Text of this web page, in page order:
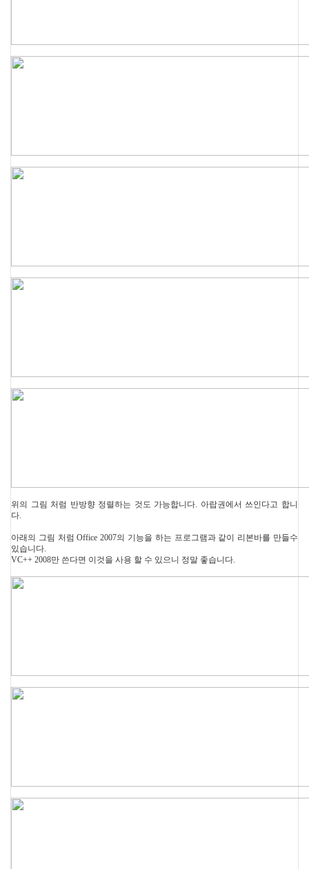
위의 그림 처럼 반방향 정렬하는 것도 가능합니다. 아랍권에서 쓰인다고 합니
다.
아래의 그림 처럼 Office 2007의 기능을 하는 프로그램과 같이 리본바를 만들수
있습니다.
VC++ 2008만 쓴다면 이것을 사용 할 수 있으니 정말 좋습니다.